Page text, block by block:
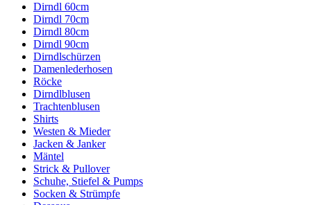
Dirndl 60cm
Dirndl 70cm
Dirndl 80cm
Dirndl 90cm
Dirndlschürzen
Damenlederhosen
Röcke
Dirndlblusen
Trachtenblusen
Shirts
Westen & Mieder
Jacken & Janker
Mäntel
Strick & Pullover
Schuhe, Stiefel & Pumps
Socken & Strümpfe